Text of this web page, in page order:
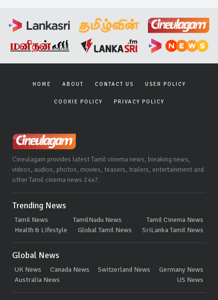
HOME ABOUT CONTACT US USER POLICY
COOKIE POLICY PRIVACY POLICY
Cineulagam provides latest Tamil cinema news, breaking news,
videos, audios, photos, movies, teasers, trailers, entertainment and
other Tamil cinema news 24x7.
Trending News
Tamil News TamilNadu News
Tamil Cinema News
Health & Lifestyle
Global Tamil News SriLanka Tamil News
Global News
UK News Canada News Switzerland News
Germany News
Australia News
US News